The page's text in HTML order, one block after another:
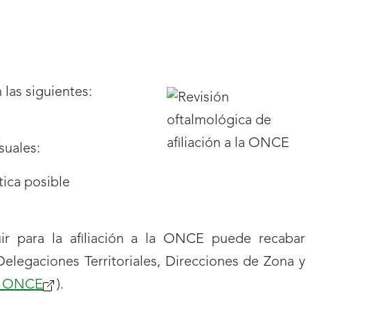
las siguientes:
posible
para la afiliación a la ONCE puede recabar
Territoriales, Direcciones de Zona y
(se).